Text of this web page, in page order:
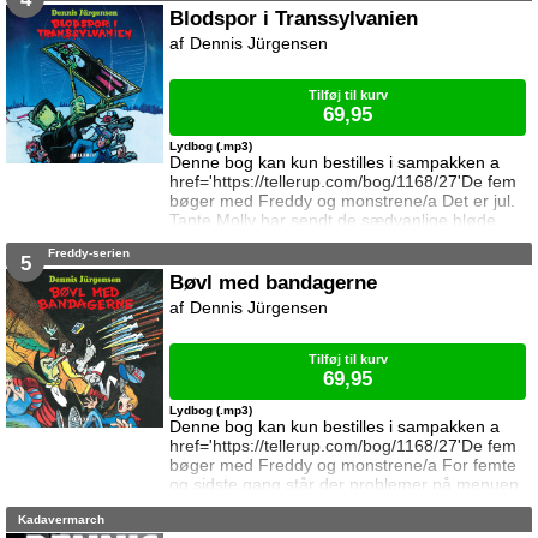
han ankommer med rutebil dagen efter alle de
andre pga. sygdom, får han imidlertid den
forklaring af lejrlederen, at lejrskolen er brændt
Blodspor i Transsylvanien
Denne bog kan kun bestilles i sampakken a
href='https://tellerup.com/bog/1168/27'De fem
bøger med Freddy og monstrene/a Det er jul.
Tante Molly har sendt de sædvanlige bløde
pakker, og Freddy er på vej i seng, eller det vil
pludselig banker det på ruden. Udenfor står
vennerne fra rædselskabinettet og har brug for
hjælp. Dracula er ved at forsvinde i glemselens
Lydbog (.mp3)
Dennis Jürgensen
Tilføj til kurv
69,95
5 Freddy-serien
Bøvl med bandagerne
Denne bog kan kun bestilles i sampakken a
href='https://tellerup.com/bog/1168/27'De fem
bøger med Freddy og monstrene/a For femte
og sidste gang står der problemer på menuen
for Neanderslottets beboere. Eller det vil sige
Lydbog (.mp3)
Dennis Jürgensen
Tilføj til kurv
69,95
Kadavermarch